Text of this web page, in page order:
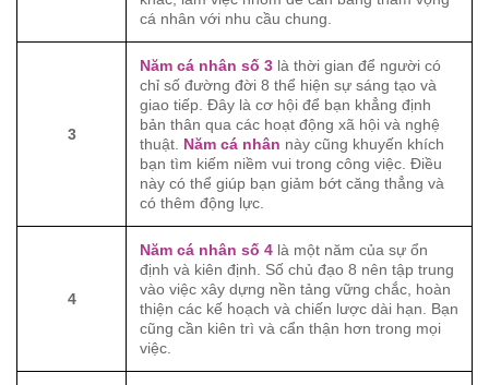
cá nhân với nhu cầu chung.
3
Năm cá nhân số 3 là thời gian để người có
chỉ số đường đời 8 thể hiện sự sáng tạo và
giao tiếp. Đây là cơ hội để bạn khẳng định
bản thân qua các hoạt động xã hội và nghệ
thuật. Năm cá nhân này cũng khuyến khích
bạn tìm kiếm niềm vui trong công việc. Điều
này có thể giúp bạn giảm bớt căng thẳng và
có thêm động lực.
4
Năm cá nhân số 4 là một năm của sự ổn
định và kiên định. Số chủ đạo 8 nên tập trung
vào việc xây dựng nền tảng vững chắc, hoàn
thiện các kế hoạch và chiến lược dài hạn. Bạn
cũng cần kiên trì và cẩn thận hơn trong mọi
việc.